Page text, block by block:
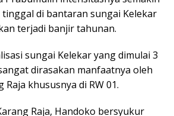
n
k
g
er
di bantaran sungai Kelekar
terjadi banjir tahunan.
sungai Kelekar yang dimulai 3
dirasakan manfaatnya oleh
khususnya di RW 01.
Raja, Handoko bersyukur